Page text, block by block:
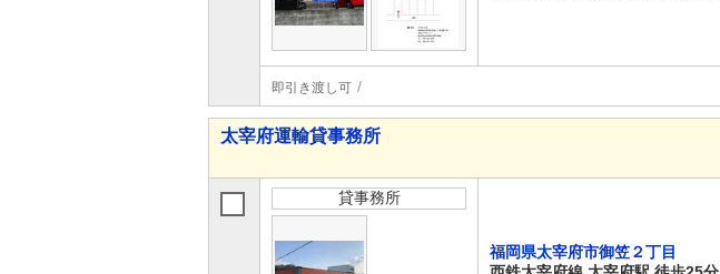
即引き渡し可
太宰府運輸貸事務所
貸事務所
福岡県太宰府市御笠２丁目